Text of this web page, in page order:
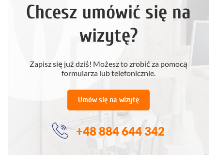
Chcesz umówić się na
wizytę?
Zapisz się już dziś! Możesz to zrobić za pomocą
formularza lub telefonicznie.
Umów się na wizytę
+48 884 644 342